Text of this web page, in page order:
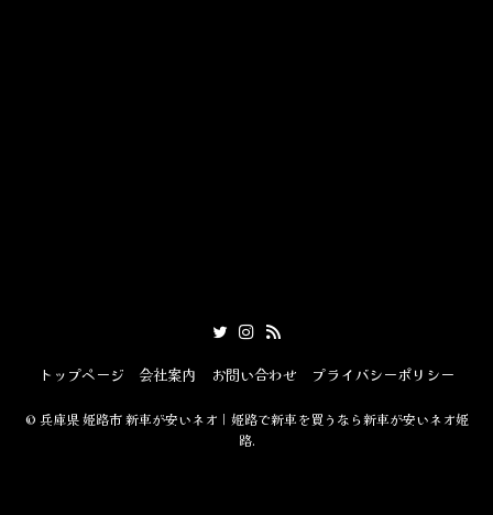
トップページ 会社案内 お問い合わせ プライバシーポリシー
© 兵庫県 姫路市 新車が安いネオ｜姫路で新車を買うなら新車が安いネオ姫
路.